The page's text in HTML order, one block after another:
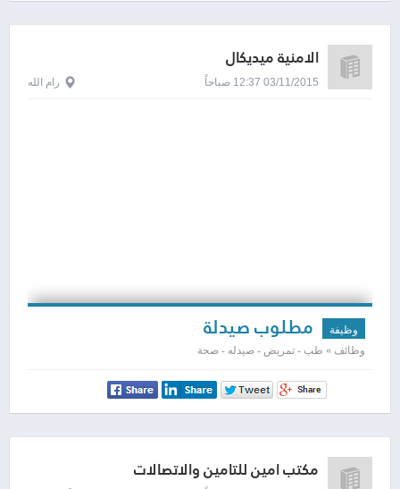
الامنية ميديكال
03/11/2015 12:37 صباحاً رام الله
وظيفة مطلوب صيدلة
وظائف » طب - تمريض - صيدله - صحة
مكتب امين للتأمين والاتصالات